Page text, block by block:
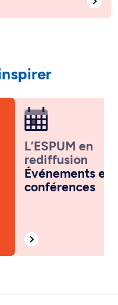
L’ESPUM en
rediffusion
Événements et
conférences